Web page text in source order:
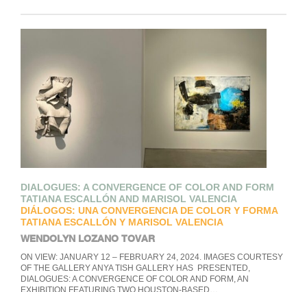
DIALOGUES: A CONVERGENCE OF COLOR AND FORM
TATIANA ESCALLÓN AND MARISOL VALENCIA
DIÁLOGOS: UNA CONVERGENCIA DE COLOR Y FORMA
TATIANA ESCALLÓN Y MARISOL VALENCIA
WENDOLYN LOZANO TOVAR
ON VIEW: JANUARY 12 – FEBRUARY 24, 2024. IMAGES COURTESY
OF THE GALLERY ANYA TISH GALLERY HAS PRESENTED,
DIALOGUES: A CONVERGENCE OF COLOR AND FORM, AN
EXHIBITION FEATURING TWO HOUSTON-BASED…